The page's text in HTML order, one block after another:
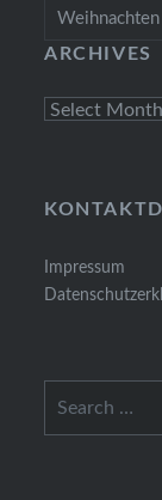
Weihnachten
ARCHIVES
Archives
Impressum